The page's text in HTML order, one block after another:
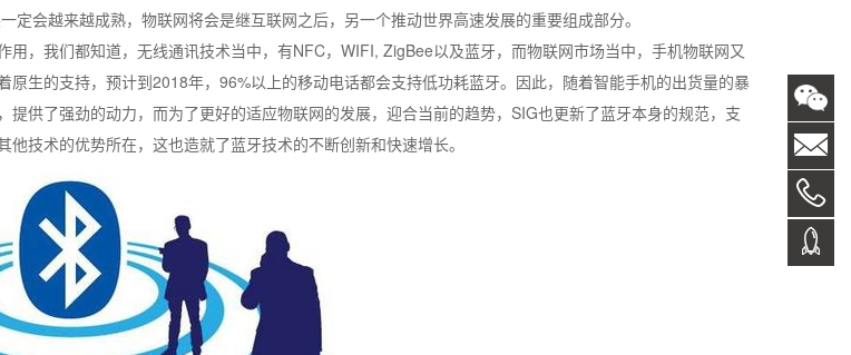
会越来越成熟，物联网将会是继互联网之后，另一个推动世界高速发展的重要组成部分。
我们都知道，无线通讯技术当中，有NFC，WIFI, ZigBee以及蓝牙，而物联网市场当中，手机物联网又
生的支持，预计到2018年，96%以上的移动电话都会支持低功耗蓝牙。因此，随着智能手机的出货量的暴
供了强劲的动力，而为了更好的适应物联网的发展，迎合当前的趋势，SIG也更新了蓝牙本身的规范，支
技术的优势所在，这也造就了蓝牙技术的不断创新和快速增长。